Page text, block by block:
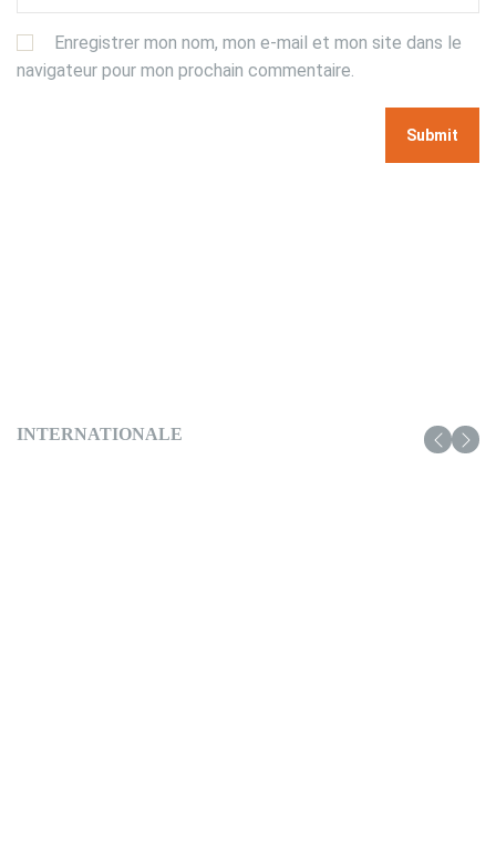
Enregistrer mon nom, mon e-mail et mon site dans le
navigateur pour mon prochain commentaire.
INTERNATIONALE